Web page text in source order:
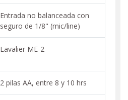
Entrada no balanceada con
seguro de 1/8" (mic/line)
Lavalier ME-2
2 pilas AA, entre 8 y 10 hrs